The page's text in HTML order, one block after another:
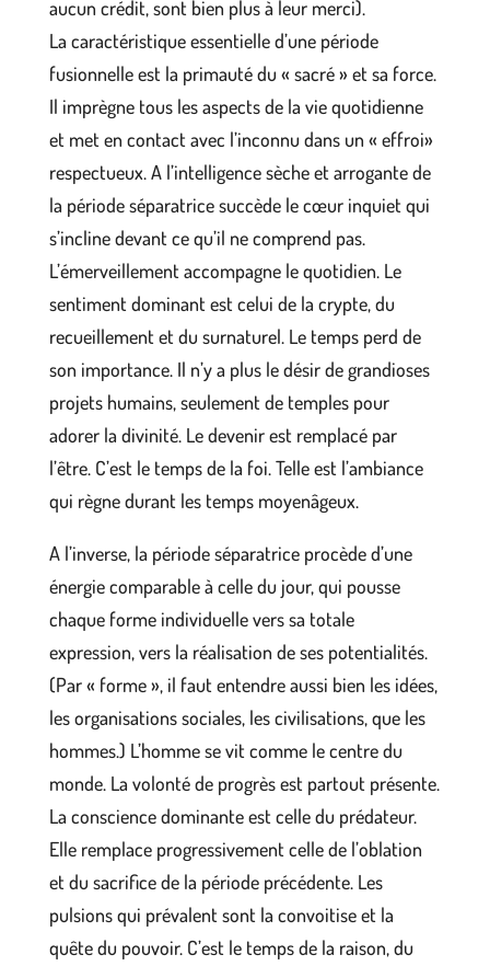
aucun crédit, sont bien plus à leur merci).
La caractéristique essentielle d’une période
fusionnelle est la primauté du « sacré » et sa force.
Il imprègne tous les aspects de la vie quotidienne
et met en contact avec l’inconnu dans un « effroi»
respectueux. A l’intelligence sèche et arrogante de
la période séparatrice succède le cœur inquiet qui
s’incline devant ce qu’il ne comprend pas.
L’émerveillement accompagne le quotidien. Le
sentiment dominant est celui de la crypte, du
recueillement et du surnaturel. Le temps perd de
son importance. Il n’y a plus le désir de grandioses
projets humains, seulement de temples pour
adorer la divinité. Le devenir est remplacé par
l’être. C’est le temps de la foi. Telle est l’ambiance
qui règne durant les temps moyenâgeux.
A l’inverse, la période séparatrice procède d’une
énergie comparable à celle du jour, qui pousse
chaque forme individuelle vers sa totale
expression, vers la réalisation de ses potentialités.
(Par « forme », il faut entendre aussi bien les idées,
les organisations sociales, les civilisations, que les
hommes.) L’homme se vit comme le centre du
monde. La volonté de progrès est partout présente.
La conscience dominante est celle du prédateur.
Elle remplace progressivement celle de l’oblation
et du sacrifice de la période précédente. Les
pulsions qui prévalent sont la convoitise et la
quête du pouvoir. C’est le temps de la raison, du